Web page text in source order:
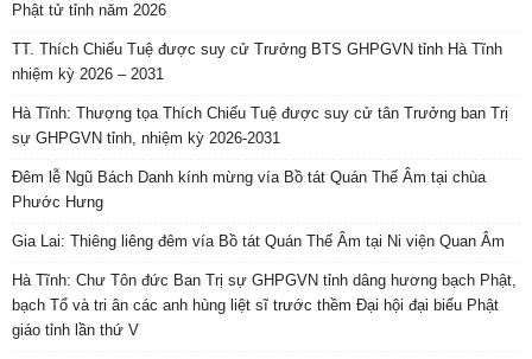
Phật tử tỉnh năm 2026
TT. Thích Chiếu Tuệ được suy cử Trưởng BTS GHPGVN tỉnh Hà Tĩnh
nhiệm kỳ 2026 – 2031
Hà Tĩnh: Thượng tọa Thích Chiếu Tuệ được suy cử tân Trưởng ban Trị
sự GHPGVN tỉnh, nhiệm kỳ 2026-2031
Đêm lễ Ngũ Bách Danh kính mừng vía Bồ tát Quán Thế Âm tại chùa
Phước Hưng
Gia Lai: Thiêng liêng đêm vía Bồ tát Quán Thế Âm tại Ni viện Quan Âm
Hà Tĩnh: Chư Tôn đức Ban Trị sự GHPGVN tỉnh dâng hương bạch Phật,
bạch Tổ và tri ân các anh hùng liệt sĩ trước thềm Đại hội đại biểu Phật
giáo tỉnh lần thứ V